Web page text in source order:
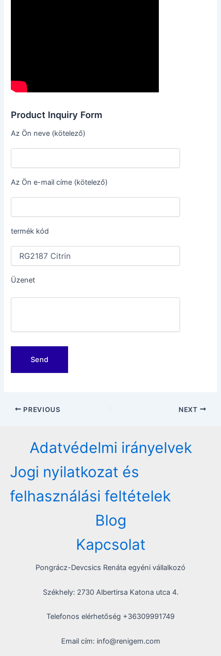
Product Inquiry Form
Az Ön neve (kötelező)
Az Ön e-mail címe (kötelező)
termék kód
Üzenet
Post
PREVIOUS NEXT
Adatvédelmi irányelvek
Jogi nyilatkozat és
felhasználási feltételek
Blog
Kapcsolat
Pongrácz-Devcsics Renáta egyéni vállalkozó
Székhely: 2730 Albertirsa Katona utca 4.
Telefonos elérhetőség +36309991749
Email cím: info@renigem.com